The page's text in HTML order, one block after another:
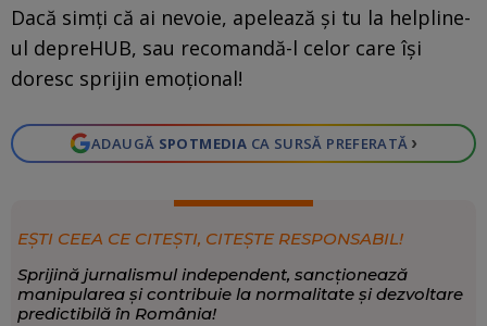
Dacă simți că ai nevoie, apelează și tu la helpline-
ul depreHUB, sau recomandă-l celor care își
doresc sprijin emoțional!
ADAUGĂ SPOTMEDIA CA SURSĂ PREFERATĂ ›
EȘTI CEEA CE CITEȘTI, CITEȘTE RESPONSABIL!
Sprijină jurnalismul independent, sancționează
manipularea și contribuie la normalitate și dezvoltare
predictibilă în România!